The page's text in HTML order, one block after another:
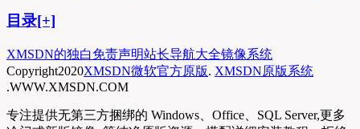
目录[+]
XMSDN的独白免责声明站长导航大全镜像系统
Copyright2020XMSDN微软官方原版. XMSDN原版系统
.WWW.XMSDN.COM
专注提供无第三方捆绑的 Windows、Office、SQL Server,更多